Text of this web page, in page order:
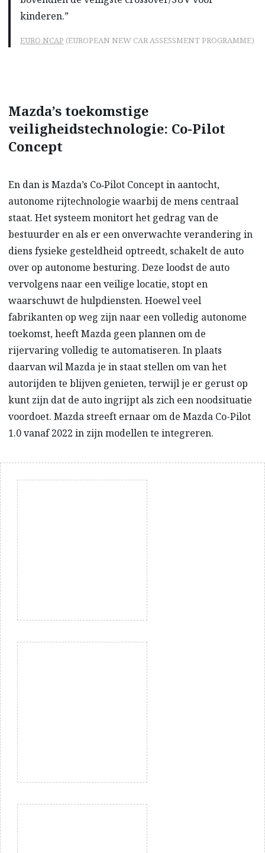
kinderen.”
EURO NCAP (EUROPEAN NEW CAR ASSESSMENT PROGRAMME)
Mazda’s toekomstige
veiligheidstechnologie: Co-Pilot
Concept
En dan is Mazda’s Co‑Pilot Concept in aantocht,
autonome rijtechnologie waarbij de mens centraal
staat. Het systeem monitort het gedrag van de
bestuurder en als er een onverwachte verandering in
diens fysieke gesteldheid optreedt, schakelt de auto
over op autonome besturing. Deze loodst de auto
vervolgens naar een veilige locatie, stopt en
waarschuwt de hulpdiensten. Hoewel veel
fabrikanten op weg zijn naar een volledig autonome
toekomst, heeft Mazda geen plannen om de
rijervaring volledig te automatiseren. In plaats
daarvan wil Mazda je in staat stellen om van het
autorijden te blijven genieten, terwijl je er gerust op
kunt zijn dat de auto ingrijpt als zich een noodsituatie
voordoet. Mazda streeft ernaar om de Mazda Co-Pilot
1.0 vanaf 2022 in zijn modellen te integreren.